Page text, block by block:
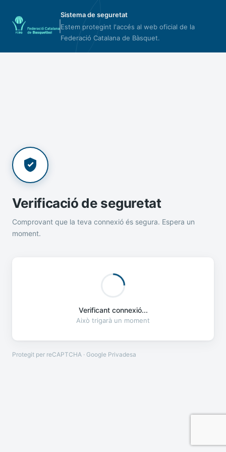
Sistema de seguretat
Estem protegint l'accés al web oficial de la
Federació Catalana de Bàsquet.
Verificació de seguretat
Comprovant que la teva connexió és segura. Espera un
moment.
Verificant connexió...
Això trigarà un moment
Protegit per reCAPTCHA · Google Privadesa